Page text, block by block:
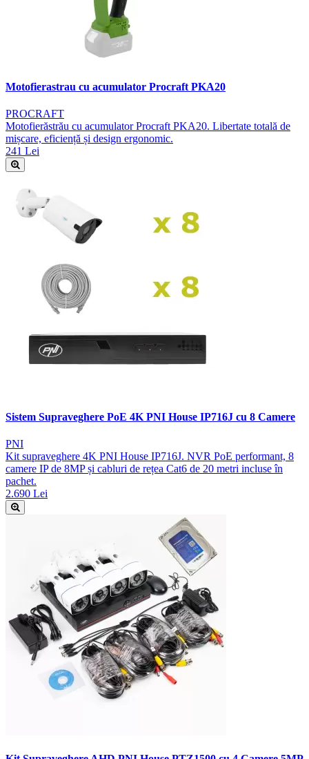
Motofierastrau cu acumulator Procraft PKA20
PROCRAFT
Motofierăstrău cu acumulator Procraft PKA20. Libertate totală de
mișcare, eficiență și design ergonomic.
241 Lei
Sistem Supraveghere PoE 4K PNI House IP716J cu 8 Camere
PNI
Kit supraveghere 4K PNI House IP716J. NVR PoE performant, 8
camere IP de 8MP și cabluri de rețea Cat6 de 20 metri incluse în
pachet.
2.690 Lei